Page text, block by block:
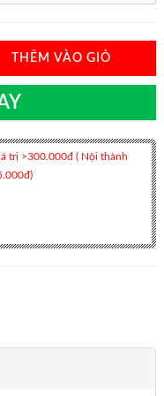
THÊM VÀO GIỎ
trị >300.000đ ( Nội thành